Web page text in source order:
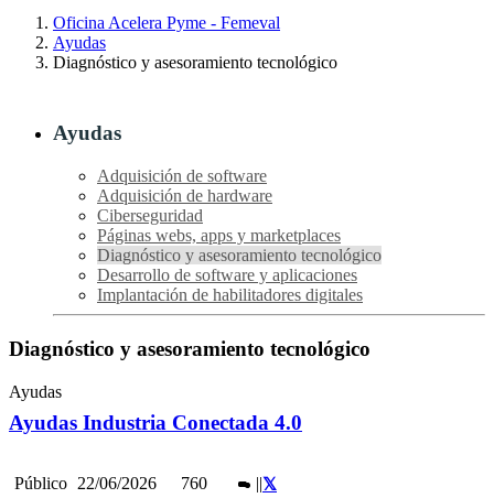
Oficina Acelera Pyme - Femeval
Ayudas
Diagnóstico y asesoramiento tecnológico
Ayudas
Adquisición de software
Adquisición de hardware
Ciberseguridad
Páginas webs, apps y marketplaces
Diagnóstico y asesoramiento tecnológico
Desarrollo de software y aplicaciones
Implantación de habilitadores digitales
Diagnóstico y asesoramiento tecnológico
Ayudas
Ayudas Industria Conectada 4.0
Público 22/06/2026 760 ||